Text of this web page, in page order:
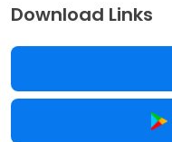
Download Links